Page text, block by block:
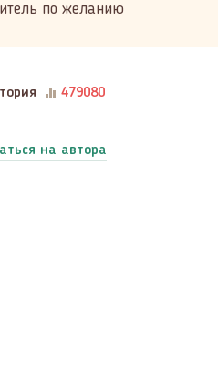
по желанию
479080
на автора